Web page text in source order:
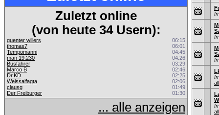
Zuletzt online
(von heute 34 Usern):
guenter willers
06:15
thomas7
06:01
Tempomanni
04:45
man 19.230
04:26
Busfahrer
03:29
Marco B
02:46
Dr.KD
02:25
Weissalfagta
02:06
clausg
01:49
Der Freiburger
01:30
... alle anzeigen